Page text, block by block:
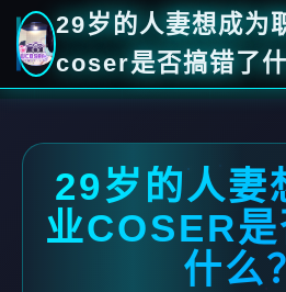
29岁的人妻想成为
coser是否搞错了什
29岁的人妻
业COSER
什么？